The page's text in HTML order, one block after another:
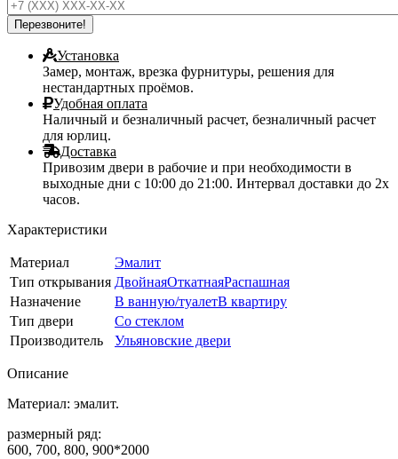
Установка
Замер, монтаж, врезка фурнитуры, решения для
нестандартных проёмов.
Удобная оплата
Наличный и безналичный расчет, безналичный расчет
для юрлиц.
Доставка
Привозим двери в рабочие и при необходимости в
выходные дни с 10:00 до 21:00. Интервал доставки до 2х
часов.
Характеристики
Материал
Эмалит
Тип открывания ДвойнаяОткатнаяРаспашная
Назначение
В ванную/туалетВ квартиру
Тип двери
Со стеклом
Производитель
Ульяновские двери
Описание
Материал: эмалит.
размерный ряд:
600, 700, 800, 900*2000